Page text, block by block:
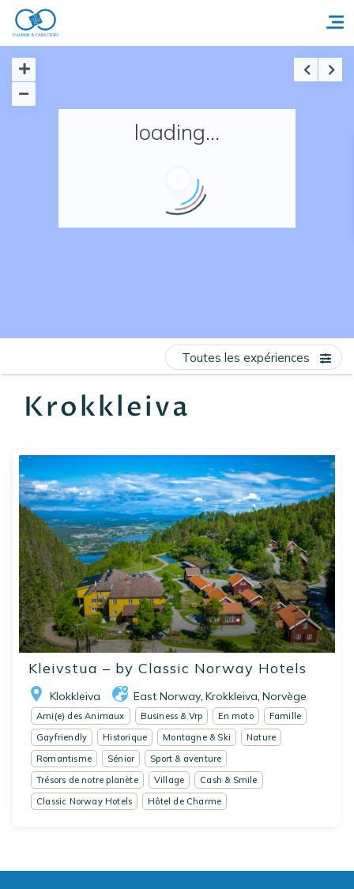
Accueil
Nos adresses en France
loading...
Krokkleiva
Toutes les expériences
Kleivstua – by Classic Norway Hotels
Klokkleiva East Norway Krokkleiva Norvège
Ami(e) des Animaux Business & Vrp En moto
Famille
Gayfriendly
Historique Montagne & Ski
Nature
Romantisme
Sénior
Sport & aventure
Trésors de notre planète
Village
Cash & Smile
Classic Norway Hotels
Hôtel de Charme